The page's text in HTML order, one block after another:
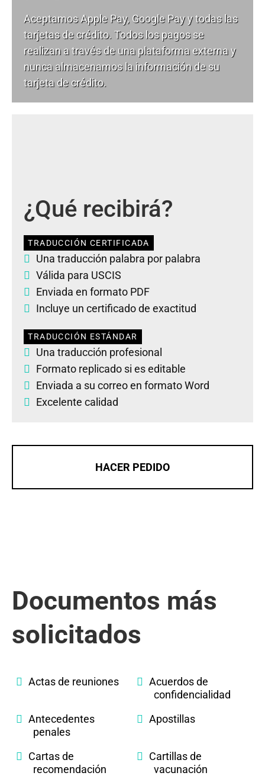
Aceptamos Apple Pay, Google Pay y todas las
tarjetas de crédito. Todos los pagos se
realizan a través de una plataforma externa y
nunca almacenamos la información de su
tarjeta de crédito.
¿Qué recibirá?
TRADUCCIÓN CERTIFICADA
Una traducción palabra por palabra
Válida para USCIS
Enviada en formato PDF
Incluye un certificado de exactitud
TRADUCCIÓN ESTÁNDAR
Una traducción profesional
Formato replicado si es editable
Enviada a su correo en formato Word
Excelente calidad
HACER PEDIDO
Documentos más
solicitados
Actas de reuniones
Acuerdos de
confidencialidad
Antecedentes
penales
Apostillas
Cartas de
recomendación
Cartillas de
vacunación